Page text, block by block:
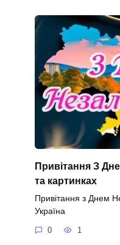
Привітання З
та картинках
Привітання з Днем
Україна
0 1